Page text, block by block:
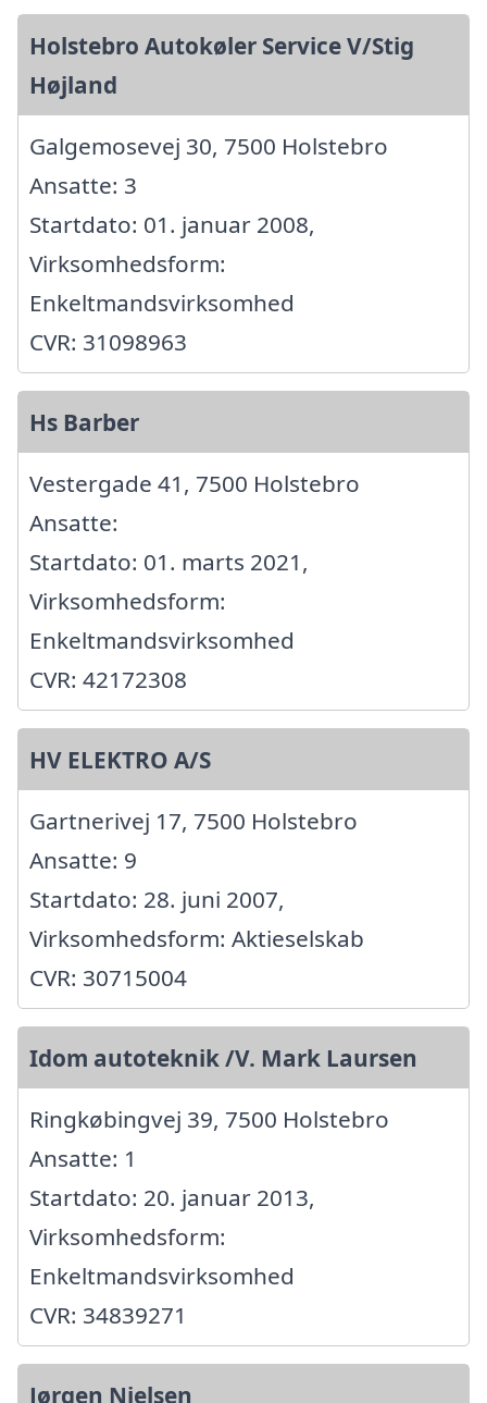
Holstebro Autokøler Service V/Stig
Højland
Galgemosevej 30, 7500 Holstebro
Ansatte: 3
Startdato: 01. januar 2008,
Virksomhedsform:
Enkeltmandsvirksomhed
CVR: 31098963
Hs Barber
Vestergade 41, 7500 Holstebro
Ansatte:
Startdato: 01. marts 2021,
Virksomhedsform:
Enkeltmandsvirksomhed
CVR: 42172308
HV ELEKTRO A/S
Gartnerivej 17, 7500 Holstebro
Ansatte: 9
Startdato: 28. juni 2007,
Virksomhedsform: Aktieselskab
CVR: 30715004
Idom autoteknik /V. Mark Laursen
Ringkøbingvej 39, 7500 Holstebro
Ansatte: 1
Startdato: 20. januar 2013,
Virksomhedsform:
Enkeltmandsvirksomhed
CVR: 34839271
Jørgen Nielsen